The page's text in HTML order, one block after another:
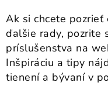
Ak si chcete
ďalšie rady, pozrite
príslušenstva na
Inšpiráciu a tipy
tienení a bývaní v